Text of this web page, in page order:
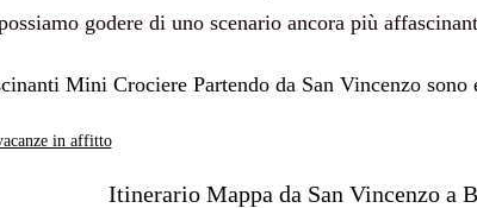
godere di uno scenario ancora più
Mini Crociere Partendo da San Vincenzo
in affitto
Itinerario Mappa da San Vincenzo a